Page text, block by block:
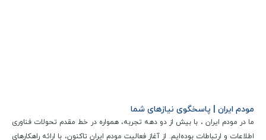
مودم ایران | پاسخگوی نیازهای شما
ما در مودم ایران ، با بیش از دو دهه تجربه، همواره در خط مقدم تحولات فناوری
اطلاعات و ارتباطات بوده‌ایم. از آغاز فعالیت مودم ایران تاکنون، با ارائه راهکارهای